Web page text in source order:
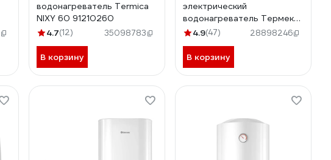
водонагреватель Termica
NIXY 60 91210260
4.7(12) 35098783
В корзину
электрический
водонагреватель Термекс
THERMEX Kelpie 150 F
4.9(47) 28898246
В корзину